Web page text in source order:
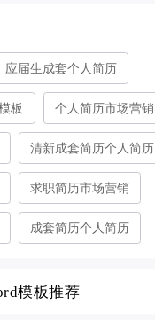
应届生成套个人简历
板 个人简历市场营销
清新成套简历个人简历
求职简历市场营销
成套简历个人简历
模板推荐